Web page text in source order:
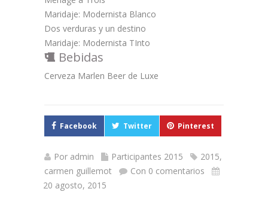
Maridaje: Modernista Blanco
Dos verduras y un destino
Maridaje: Modernista TInto
Bebidas
Cerveza Marlen Beer de Luxe
Facebook Twitter Pinterest
Por admin Participantes 2015 2015,
carmen guillemot
Con 0 comentarios
20 agosto, 2015